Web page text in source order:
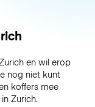
en wil erop
nog niet kunt
koffers mee
Zurich.